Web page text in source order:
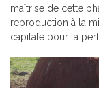
maîtrise de cette
reproduction à la
capitale pour la